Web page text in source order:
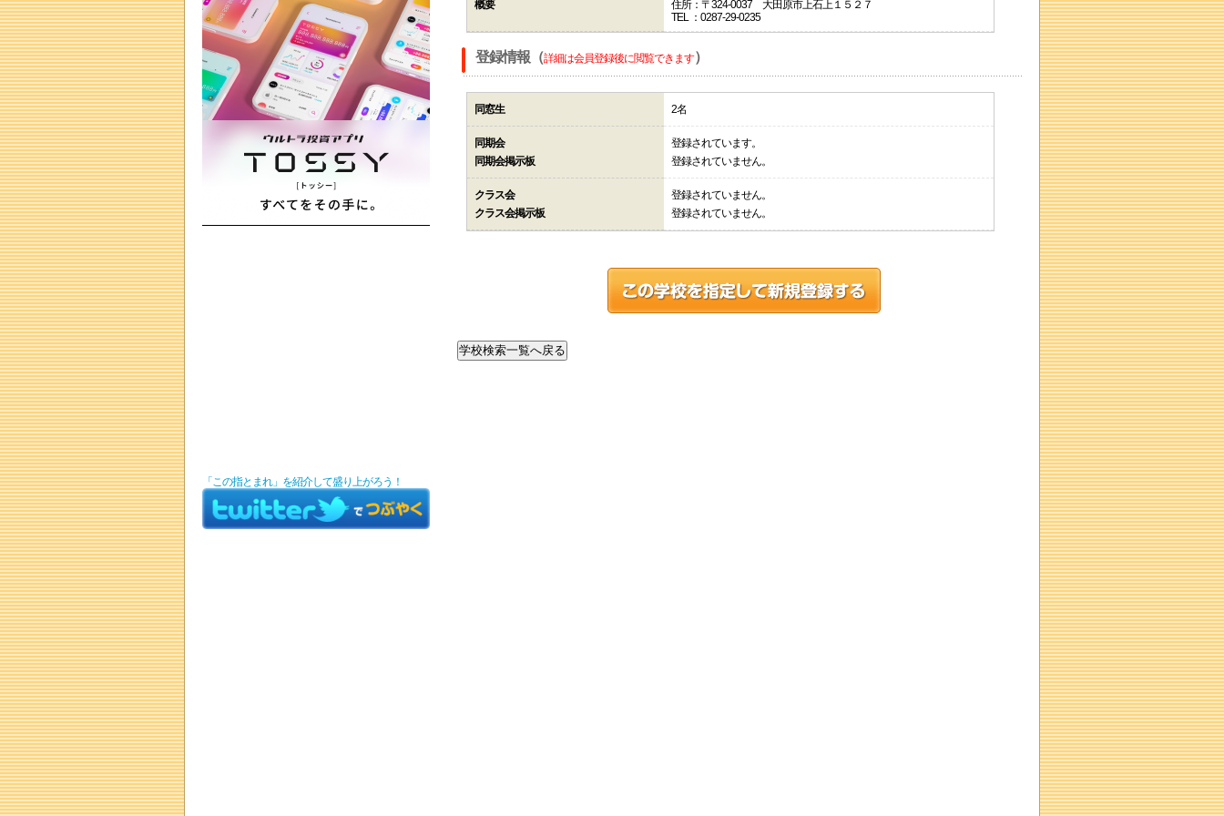
概要
住所：〒324-0037 大田原市上石上１５２７
TEL ：0287-29-0235
登録情報（詳細は会員登録後に閲覧できます）
同窓生 2名
同期会
同期会掲示板
登録されています。
登録されていません。
クラス会
クラス会掲示板
登録されていません。
登録されていません。
「この指とまれ」を紹介して盛り上がろう！